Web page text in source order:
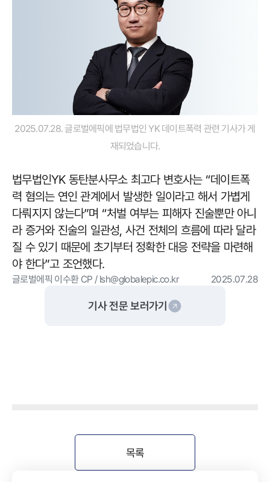
2025.07.28. 글로벌에픽에 법무법인 YK 데이트폭력 관련 기사가 게
재되었습니다.
법무법인YK 동탄분사무소 최고다 변호사는 “데이트폭
력 혐의는 연인 관계에서 발생한 일이라고 해서 가볍게
다뤄지지 않는다”며 “처벌 여부는 피해자 진술뿐만 아니
라 증거와 진술의 일관성, 사건 전체의 흐름에 따라 달라
질 수 있기 때문에 초기부터 정확한 대응 전략을 마련해
야 한다”고 조언했다.
글로벌에픽 이수환 CP / lsh@globalepic.co.kr 2025.07.28
기사 전문 보러가기
목록